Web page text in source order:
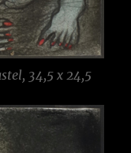
34,5 x 24,5